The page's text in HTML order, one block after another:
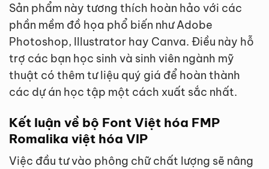
Sản phẩm này tương thích hoàn hảo với các
phần mềm đồ họa phổ biến như Adobe
Photoshop, Illustrator hay Canva. Điều này hỗ
trợ các bạn học sinh và sinh viên ngành mỹ
thuật có thêm tư liệu quý giá để hoàn thành
các dự án học tập một cách xuất sắc nhất.
Kết luận về bộ Font Việt hóa FMP
Romalika việt hóa VIP
Việc đầu tư vào phông chữ chất lượng sẽ nâng